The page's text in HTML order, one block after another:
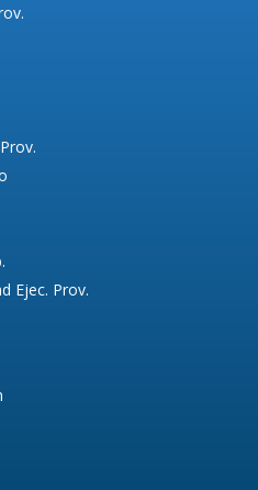
Ejec. Prov.